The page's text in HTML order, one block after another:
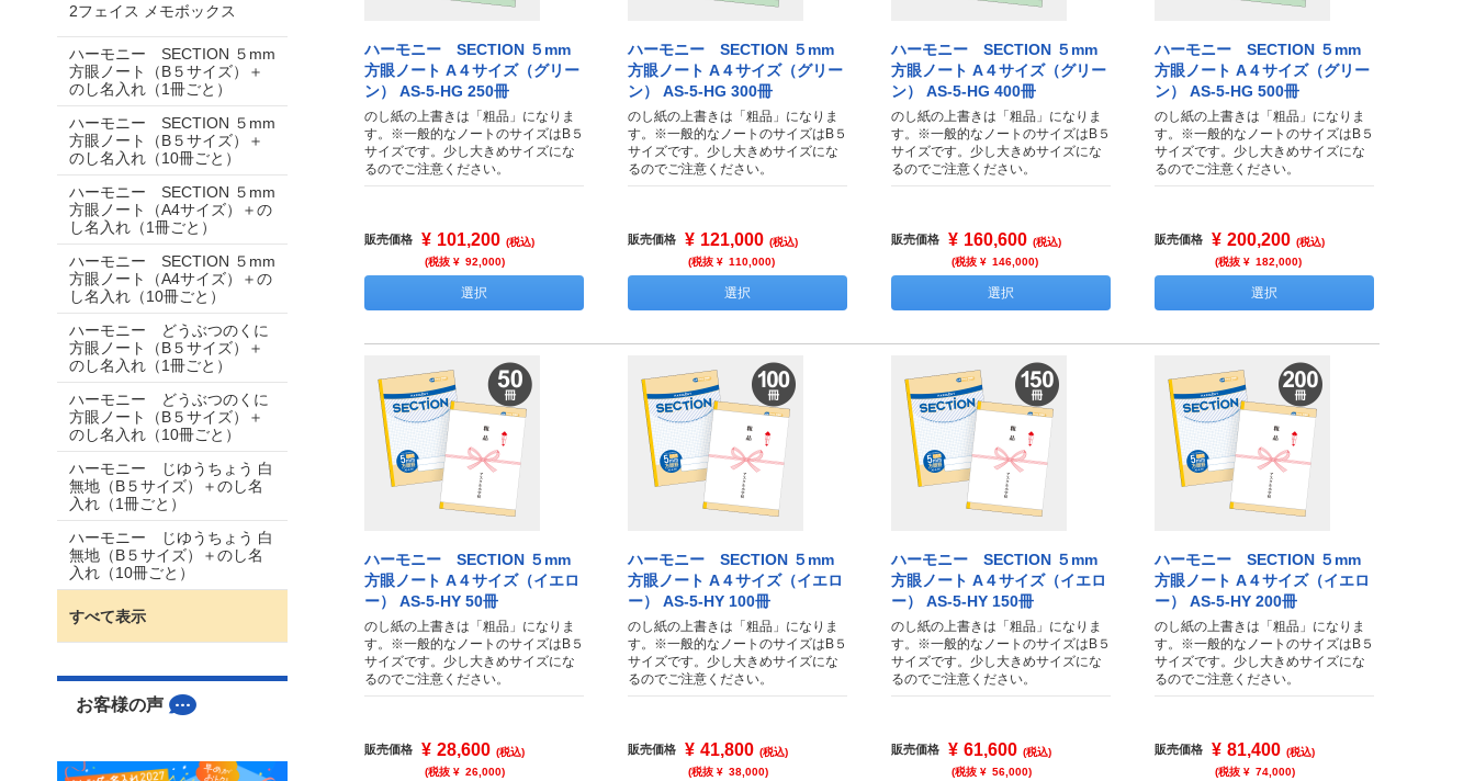
ハーモニー SECTION ５mm
方眼ノート A４サイズ（グリー
ン） AS-5-HG 250冊
のし紙の上書きは「粗品」になりま
す。※一般的なノートのサイズはB５
サイズです。少し大きめサイズにな
るのでご注意ください。
販売価格 ¥ 101,200 (税込)
(税抜 ¥ 92,000)
選択
ハーモニー SECTION ５mm
方眼ノート A４サイズ（グリー
ン） AS-5-HG 300冊
のし紙の上書きは「粗品」になりま
す。※一般的なノートのサイズはB５
サイズです。少し大きめサイズにな
るのでご注意ください。
販売価格 ¥ 121,000 (税込)
(税抜 ¥ 110,000)
選択
ハーモニー SECTION ５mm
方眼ノート A４サイズ（グリー
ン） AS-5-HG 400冊
のし紙の上書きは「粗品」になりま
す。※一般的なノートのサイズはB５
サイズです。少し大きめサイズにな
るのでご注意ください。
販売価格 ¥ 160,600 (税込)
(税抜 ¥ 146,000)
選択
ハーモニー SECTION ５mm
方眼ノート A４サイズ（グリー
ン） AS-5-HG 500冊
のし紙の上書きは「粗品」になりま
す。※一般的なノートのサイズはB５
サイズです。少し大きめサイズにな
るのでご注意ください。
販売価格 ¥ 200,200 (税込)
(税抜 ¥ 182,000)
選択
ハーモニー SECTION ５mm
方眼ノート A４サイズ（イエロ
ー） AS-5-HY 50冊
のし紙の上書きは「粗品」になりま
す。※一般的なノートのサイズはB５
サイズです。少し大きめサイズにな
るのでご注意ください。
販売価格 ¥ 28,600 (税込)
(税抜 ¥ 26,000)
ハーモニー SECTION ５mm
方眼ノート A４サイズ（イエロ
ー） AS-5-HY 100冊
のし紙の上書きは「粗品」になりま
す。※一般的なノートのサイズはB５
サイズです。少し大きめサイズにな
るのでご注意ください。
販売価格 ¥ 41,800 (税込)
(税抜 ¥ 38,000)
ハーモニー SECTION ５mm
方眼ノート A４サイズ（イエロ
ー） AS-5-HY 150冊
のし紙の上書きは「粗品」になりま
す。※一般的なノートのサイズはB５
サイズです。少し大きめサイズにな
るのでご注意ください。
販売価格 ¥ 61,600 (税込)
(税抜 ¥ 56,000)
ハーモニー SECTION ５mm
方眼ノート A４サイズ（イエロ
ー） AS-5-HY 200冊
のし紙の上書きは「粗品」になりま
す。※一般的なノートのサイズはB５
サイズです。少し大きめサイズにな
るのでご注意ください。
販売価格 ¥ 81,400 (税込)
(税抜 ¥ 74,000)
2フェイス メモボックス
ハーモニー SECTION ５mm
方眼ノート（B５サイズ）＋
のし名入れ（1冊ごと）
ハーモニー SECTION ５mm
方眼ノート（B５サイズ）＋
のし名入れ（10冊ごと）
ハーモニー SECTION ５mm
方眼ノート（A4サイズ）＋の
し名入れ（1冊ごと）
ハーモニー SECTION ５mm
方眼ノート（A4サイズ）＋の
し名入れ（10冊ごと）
ハーモニー どうぶつのくに
方眼ノート（B５サイズ）＋
のし名入れ（1冊ごと）
ハーモニー どうぶつのくに
方眼ノート（B５サイズ）＋
のし名入れ（10冊ごと）
ハーモニー じゆうちょう 白
無地（B５サイズ）＋のし名
入れ（1冊ごと）
ハーモニー じゆうちょう 白
無地（B５サイズ）＋のし名
入れ（10冊ごと）
すべて表示
お客様の声